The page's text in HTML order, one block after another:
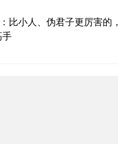
比小人、伪君子更厉害的，
手